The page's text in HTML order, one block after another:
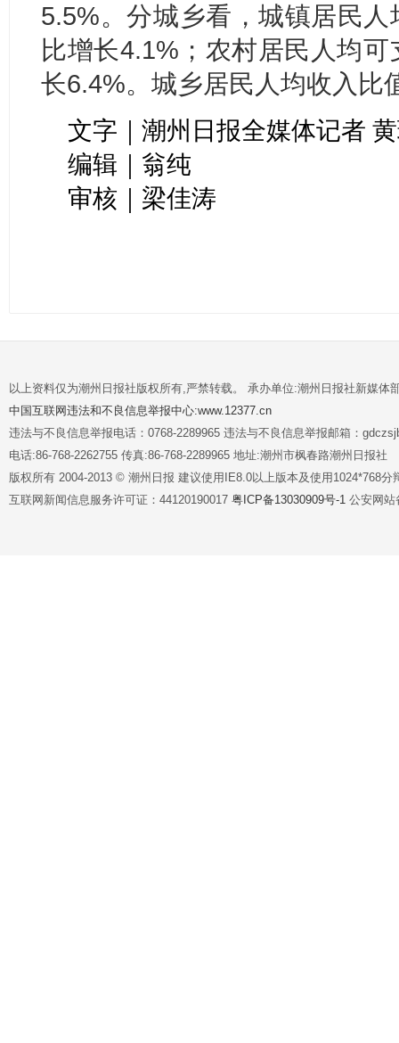
5.5%。分城乡看，城镇居民
比增长4.1%；农村居民人均
长6.4%。城乡居民人均收入比
文字｜潮州日报全媒体记者
编辑｜翁纯
审核｜梁佳涛
以上资料仅为潮州日报社版权所有,严禁转载。 承办单位:潮州日报社新媒体
中国互联网违法和不良信息举报中心:www.12377.cn
违法与不良信息举报电话：0768-2289965 违法与不良信息举报邮箱：
电话:86-768-2262755 传真:86-768-2289965 地址:潮州市枫春路潮州日报社
版权所有 2004-2013 © 潮州日报 建议使用IE8.0以上版本及使用1024*768分
互联网新闻信息服务许可证：44120190017 粤ICP备13030909号-1 公安网站